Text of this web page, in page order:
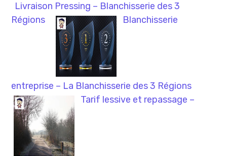
Livraison Pressing – Blanchisserie des 3
Régions
Blanchisserie
entreprise – La Blanchisserie des 3 Régions
Tarif lessive et repassage –